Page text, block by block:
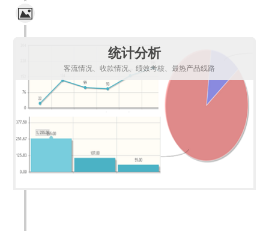
统计分析
客流情况、收款情况、绩效考核、最热产品线路